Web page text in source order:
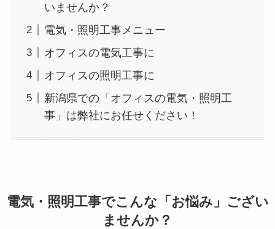
いませんか？
電気・照明工事メニュー
オフィスの電気工事に
オフィスの照明工事に
新潟県での「オフィスの電気・照明工
事」は弊社にお任せください！
電気・照明工事でこんな「お悩み」ござい
ませんか？